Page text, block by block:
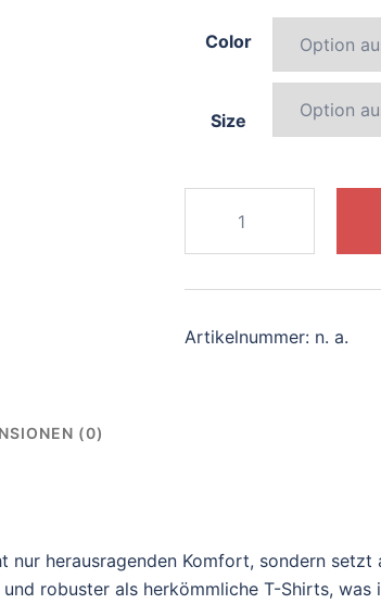
Color
Size
charming-
koala
Menge
Artikelnummer: n. a.
(0)
nur herausragenden Komfort, sondern
robuster als herkömmliche T-Shirts, was